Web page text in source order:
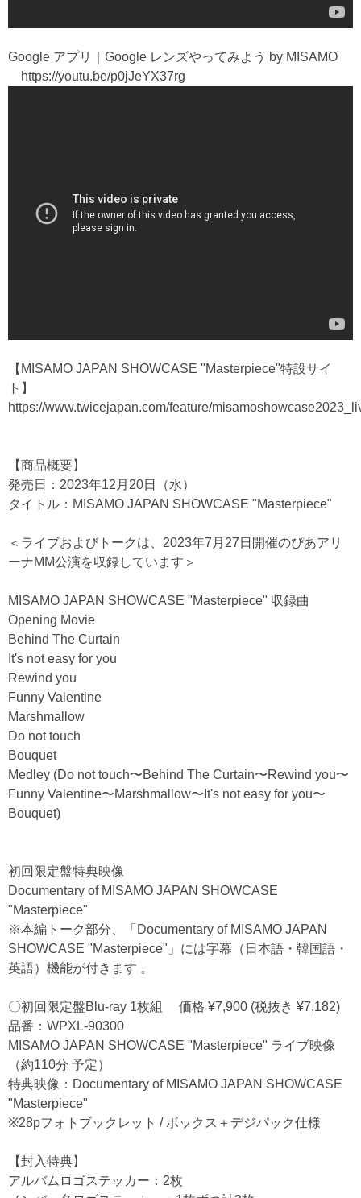
Google アプリ｜Google レンズやってみよう by MISAMO
https://youtu.be/p0jJeYX37rg
【MISAMO JAPAN SHOWCASE "Masterpiece"特設サイ
ト】
https://www.twicejapan.com/feature/
【商品概要】
発売日：2023年12月20日（水）
タイトル：MISAMO JAPAN SHOWCASE "Masterpiece"
＜ライブおよびトークは、2023年7月27日開催のぴあアリ
ーナMM公演を収録しています＞
MISAMO JAPAN SHOWCASE "Masterpiece" 収録曲
Opening Movie
Behind The Curtain
It's not easy for you
Rewind you
Funny Valentine
Marshmallow
Do not touch
Bouquet
Medley (Do not touch〜Behind The Curtain〜Rewind you〜
Funny Valentine〜Marshmallow〜It's not easy for you〜
Bouquet)
初回限定盤特典映像
Documentary of MISAMO JAPAN SHOWCASE
"Masterpiece"
※本編トーク部分、「Documentary of MISAMO JAPAN
SHOWCASE "Masterpiece"」には字幕（日本語・韓国語・
英語）機能が付きます 。
〇初回限定盤Blu-ray 1枚組 価格 ¥7,900 (税抜き ¥7,182)
品番：WPXL-90300
MISAMO JAPAN SHOWCASE "Masterpiece" ライブ映像
（約110分 予定）
特典映像：Documentary of MISAMO JAPAN SHOWCASE
"Masterpiece"
※28pフォトブックレット / ボックス＋デジパック仕様
【封入特典】
アルバムロゴステッカー：2枚